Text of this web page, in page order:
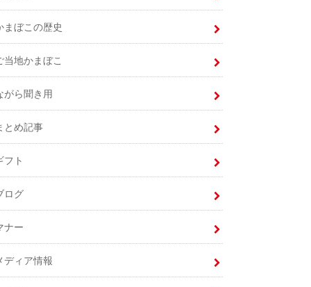
まぼこの歴史
当地かまぼこ
がら聞き用
とめ記事
フト
ログ
ナー
ディア情報